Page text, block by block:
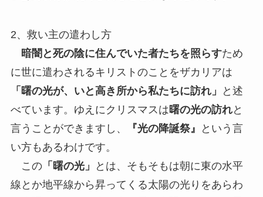
2、救い主の遣わし方
暗闇と死の陰に住んでいた者たちを照らすため
に世に遣わされるキリストのことをザカリアは
「曙の光が、いと高き所から私たちに訪れ」
と述
べています。ゆえにクリスマスは曙の光の訪れと
言うことができますし、
『光の降誕祭』
という言
い方もあるわけです。
この「曙の光」
とは、そもそもは朝に東の水平
線とか地平線から昇ってくる太陽の光りをあらわ